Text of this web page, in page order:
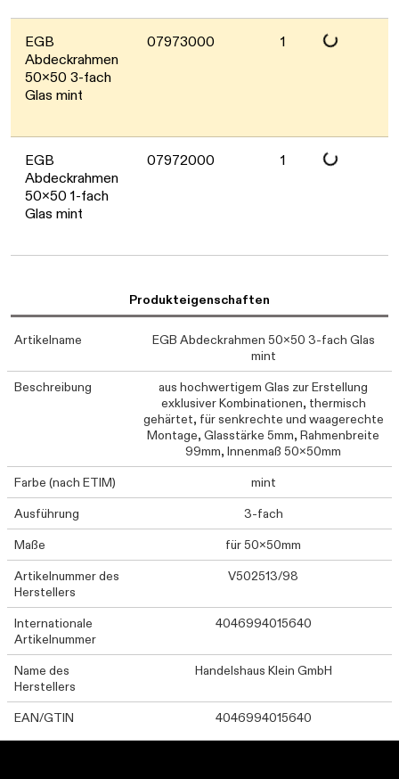
EGB
Abdeckrahmen
50x50 3-fach
Glas mint
07973000 1 Daten
EGB
Abdeckrahmen
50x50 1-fach
Glas mint
07972000 1 Daten
Produkteigenschaften
Artikelname
EGB Abdeckrahmen 50x50 3-fach Glas
mint
Beschreibung
aus hochwertigem Glas zur Erstellung
exklusiver Kombinationen, thermisch
gehärtet, für senkrechte und waagerechte
Montage, Glasstärke 5mm, Rahmenbreite
99mm, Innenmaß 50x50mm
Farbe (nach ETIM)
mint
Ausführung
3-fach
Maße
für 50x50mm
Artikelnummer des
Herstellers
V502513/98
Internationale
Artikelnummer
4046994015640
Name des
Herstellers
Handelshaus Klein GmbH
EAN/GTIN 4046994015640